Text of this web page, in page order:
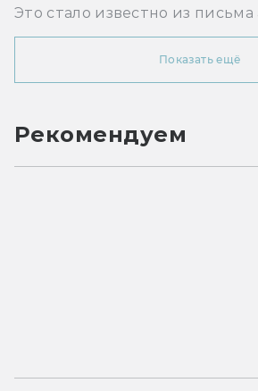
Это стало известно из
Показать ещё
Рекомендуем